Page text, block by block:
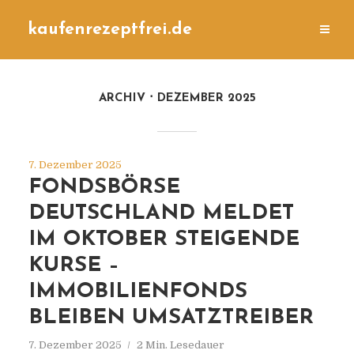
kaufenrezeptfrei.de
ARCHIV DEZEMBER 2025
7. Dezember 2025
FONDSBÖRSE
DEUTSCHLAND MELDET
IM OKTOBER STEIGENDE
KURSE –
IMMOBILIENFONDS
BLEIBEN UMSATZTREIBER
7. Dezember 2025 2 Min. Lesedauer